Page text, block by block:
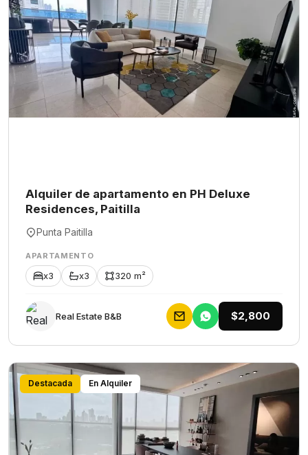
Alquiler de apartamento en PH Deluxe
Residences, Paitilla
Punta Paitilla
APARTAMENTO
x3 x3 320 m²
Rеаl Еstаtе В&В $2,800
Destacada En Alquiler